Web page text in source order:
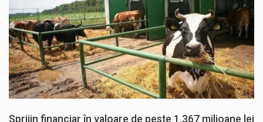
Sprijin financiar în valoare de peste 1,367 milioane lei